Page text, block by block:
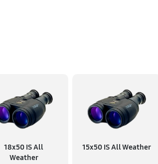
18x50 IS All
Weather
15x50 IS All Weather